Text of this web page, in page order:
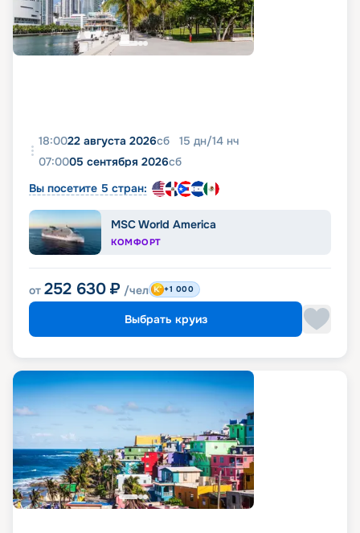
фото, реальные отзывы пассажиров, подробные
характеристики кают и палуб. Вся эта
информация доступна на этой же странице.
18:0022 августа 2026сб 15 дн/14 нч
07:0005 сентября 2026сб
Вы посетите 5 стран:
MSC World America
КОМФОРТ
от 252 630 ₽ /чел +1 000
Выбрать круиз